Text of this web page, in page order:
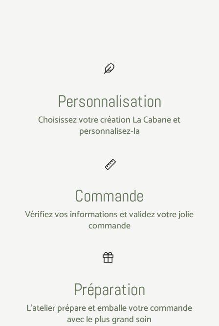
Personnalisation
Choisissez votre création La Cabane et
personnalisez-la
Commande
Vérifiez vos informations et validez votre jolie
commande
Préparation
L’atelier prépare et emballe votre commande
avec le plus grand soin